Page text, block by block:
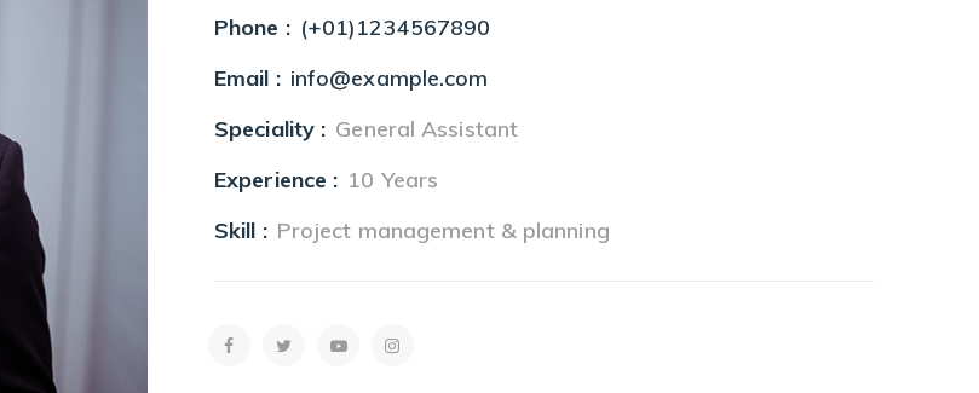
Phone : (+01)1234567890
Email : info@example.com
Speciality : General Assistant
Experience : 10 Years
Skill : Project management & planning